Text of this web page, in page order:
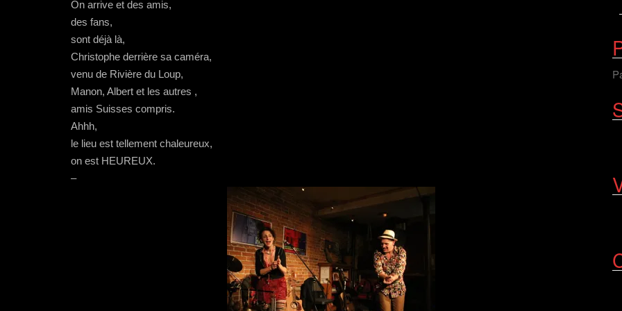
On arrive et des amis,
des fans,
sont déjà là,
Christophe derrière sa caméra,
venu de Rivière du Loup,
Manon, Albert et les autres ,
amis Suisses compris.
Ahhh,
le lieu est tellement chaleureux,
on est HEUREUX.
–